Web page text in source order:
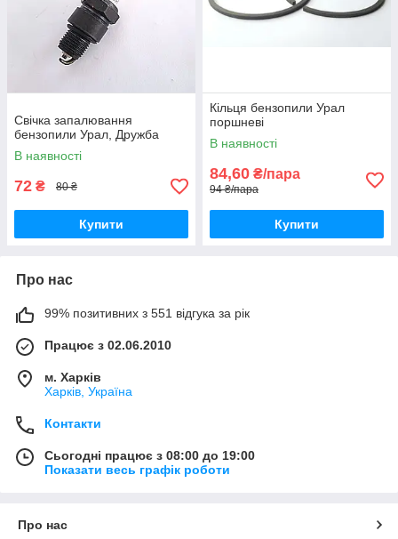
Свічка запалювання
бензопили Урал, Дружба
В наявності
72 ₴ 80 ₴
Купити
Кільця бензопили Урал
поршневі
В наявності
84,60 ₴/пара
94 ₴/пара
Купити
Про нас
99% позитивних з 551 відгука за рік
Працює з 02.06.2010
м. Харків
Харків, Україна
Контакти
Сьогодні працює з 08:00 до 19:00
Показати весь графік роботи
Про нас